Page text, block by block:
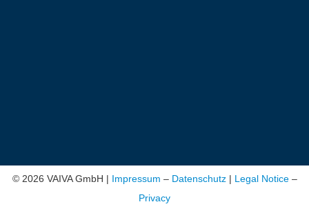
© 2026 VAIVA GmbH | Impressum – Datenschutz| Legal Notice–
Privacy